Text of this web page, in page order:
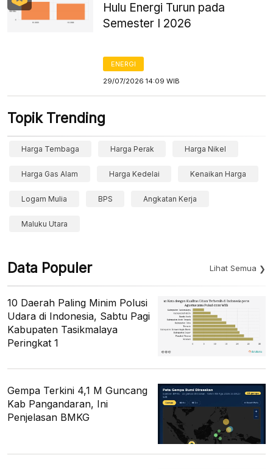
Hulu Energi Turun pada
Semester I 2026
ENERGI
29/07/2026 14:09 WIB
Topik Trending
Harga Tembaga Harga Perak Harga Nikel
Harga Gas Alam Harga Kedelai Kenaikan Harga
Logam Mulia BPS Angkatan Kerja
Maluku Utara
Data Populer Lihat Semua
10 Daerah Paling Minim Polusi
Udara di Indonesia, Sabtu Pagi
Kabupaten Tasikmalaya
Peringkat 1
Gempa Terkini 4,1 M Guncang
Kab Pangandaran, Ini
Penjelasan BMKG